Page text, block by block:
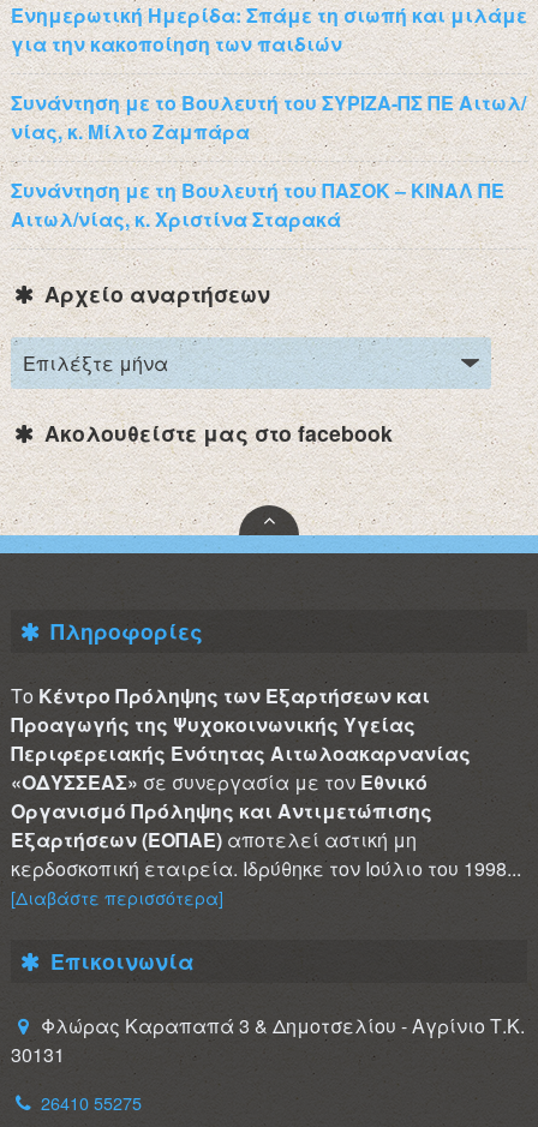
Ενημερωτική Ημερίδα: Σπάμε τη σιωπή και μιλάμε
για την κακοποίηση των παιδιών
Συνάντηση με το Βουλευτή του ΣΥΡΙΖΑ-ΠΣ ΠΕ Αιτωλ/
νίας, κ. Μίλτο Ζαμπάρα
Συνάντηση με τη Βουλευτή του ΠΑΣΟΚ – ΚΙΝΑΛ ΠΕ
Αιτωλ/νίας, κ. Χριστίνα Σταρακά
Αρχείο αναρτήσεων
Ακολουθείστε μας στο facebook
Πληροφορίες
Το Κέντρο Πρόληψης των Εξαρτήσεων και
Προαγωγής της Ψυχοκοινωνικής Υγείας
Περιφερειακής Ενότητας Αιτωλοακαρνανίας
«ΟΔΥΣΣΕΑΣ» σε συνεργασία με τον Εθνικό
Οργανισμό Πρόληψης και Αντιμετώπισης
Εξαρτήσεων (ΕΟΠΑΕ)αποτελεί αστική μη
κερδοσκοπική εταιρεία. Ιδρύθηκε τον Ιούλιο του 1998...
[Διαβάστε περισσότερα]
Επικοινωνία
Φλώρας Καραπαπά 3 & Δημοτσελίου - Αγρίνιο Τ.Κ.
30131
26410 55275